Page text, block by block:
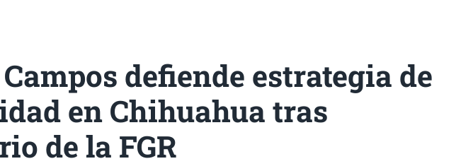
defiende estrategia de
en Chihuahua tras
de la FGR